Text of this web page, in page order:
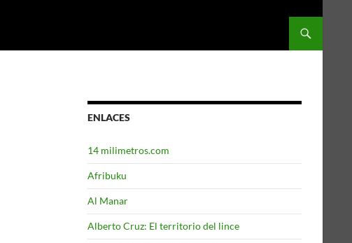
ENLACES
14 milimetros.com
Afribuku
Al Manar
Alberto Cruz: El territorio del lince